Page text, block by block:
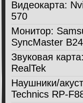
Видеокарта:
570
Монитор:
SyncMaster
Звуковая
RealTek
Наушники/
Technics RP-